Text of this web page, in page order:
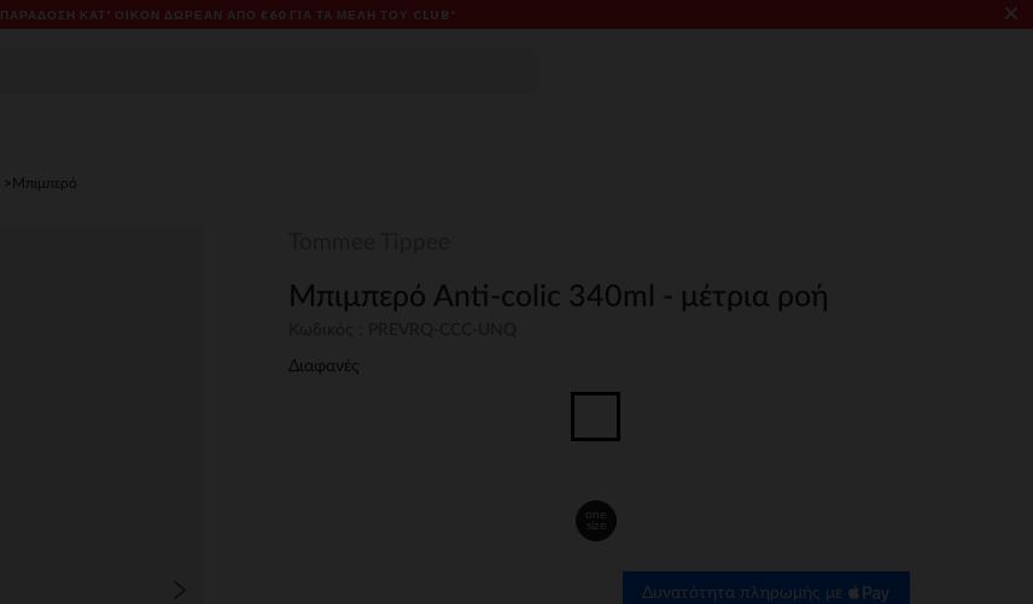
ΠΑΡΆΔΟΣΗ ΚΑΤ' ΟΊΚΟΝ ΔΩΡΕΑΝ ΑΠΌ €60 ΓΙΑ ΤΑ ΜΈΛΗ ΤΟΥ CLUB* ×
Μπιμπερό
Μπιμπερό Anti-colic 340ml - μέτρια ροή
Διαφανές
one
size
Δυνατότητα πληρωμής με